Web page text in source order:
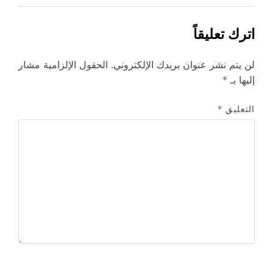
اترك تعليقاً
لن يتم نشر عنوان بريدك الإلكتروني. الحقول الإلزامية مشار
إليها بـ *
التعليق *